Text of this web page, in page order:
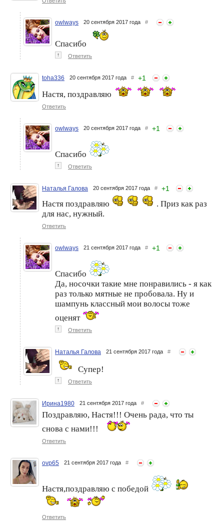
owlways 20 сентября 2017 года #
Спасибо
↑ Ответить
toha336 20 сентября 2017 года # +1
Настя, поздравляю
Ответить
owlways 20 сентября 2017 года # +1
Спасибо
↑ Ответить
Наталья Галова 20 сентября 2017 года # +1
Настя поздравляю
. Приз как раз
для нас, нужный.
Ответить
owlways 21 сентября 2017 года # +1
Спасибо
Да, носочки такие мне понравились - я как
раз только мятные не пробовала. Ну и
шампунь классный мои волосы тоже
оценят
↑ Ответить
Наталья Галова 21 сентября 2017 года #
Супер!
↑ Ответить
Ирина1980 21 сентября 2017 года #
Поздравляю, Настя!!! Очень рада, что ты
снова с нами!!!
Ответить
ovp65 21 сентября 2017 года #
Настя,поздравляю с победой
Ответить